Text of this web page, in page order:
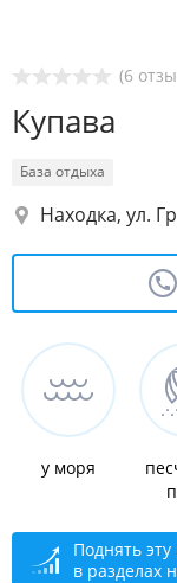
(6
Купава
База отдыха
Находка, ул.
у моря
Поднять
в разделах